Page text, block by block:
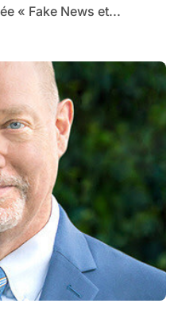
« Fake News et...